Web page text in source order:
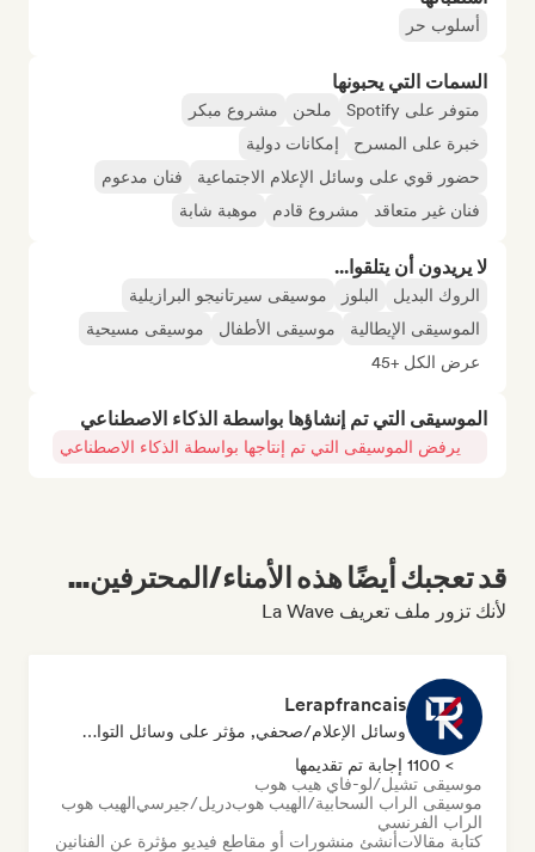
أسلوب حر
السمات التي يحبونها
متوفر على Spotify ملحن
مشروع مبكر
خبرة على المسرح
إمكانات دولية
حضور قوي على وسائل الإعلام الاجتماعية
فنان مدعوم
فنان غير متعاقد
مشروع قادم موهبة شابة
لا يريدون أن يتلقوا...
الروك البديل البلوز
موسيقى سيرتانيجو البرازيلية
الموسيقى الإيطالية
موسيقى الأطفال
موسيقى مسيحية
عرض الكل +45
الموسيقى التي تم إنشاؤها بواسطة الذكاء الاصطناعي
يرفض الموسيقى التي تم إنتاجها بواسطة الذكاء الاصطناعي
قد تعجبك أيضًا هذه الأمناء/المحترفين...
لأنك تزور ملف تعريف La Wave
Lerapfrancais
وسائل الإعلام/صحفي, مؤثر على وسائل التواصل الاجتماعي
> 1100 إجابة تم تقديمها
موسيقى تشيل/لو-فاي هيب هوب
موسيقى الراب السحابية/الهيب هوبدريل/جيرسيالهيب هوب
الراب الفرنسي
كتابة مقالاتأنشئ منشورات أو مقاطع فيديو مؤثرة عن الفنانين